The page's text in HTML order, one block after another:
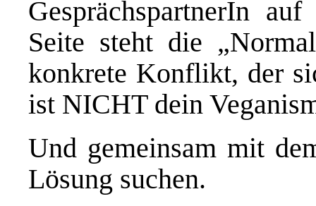
GesprächspartnerIn
Seite steht die
konkrete Konflikt, der
ist NICHT dein
Und gemeinsam mit
Lösung suchen.